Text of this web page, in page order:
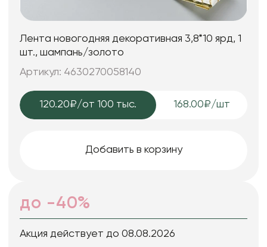
Лента новогодняя декоративная 3,8*10 ярд, 1
шт., шампань/золото
Артикул: 4630270058140
120.20₽/от 100 тыс. 168.00₽/шт
Добавить в корзину
до -40%
Акция действует до 08.08.2026